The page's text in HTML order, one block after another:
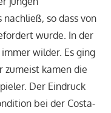
so dass von
wurde. In der
wilder. Es ging
zumeist kamen die
Der Eindruck
bei der Costa-